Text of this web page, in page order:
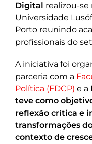
Digital realizou-se
Universidade
Porto reunindo
profissionais do
A iniciativa foi
parceria com a
Política (FDCP) e a
teve como
reflexão crítica e
transformações
contexto de